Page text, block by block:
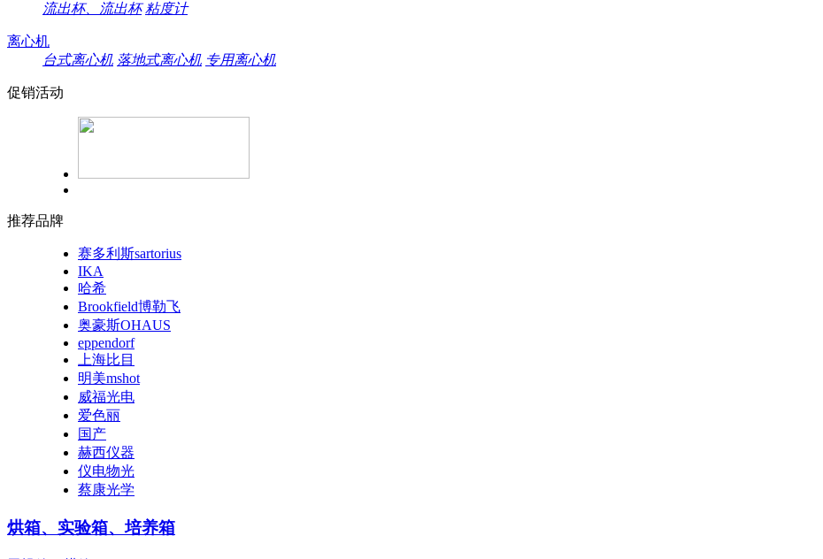
流出杯、流出杯 粘度计
离心机
台式离心机 落地式离心机 专用离心机
促销活动
推荐品牌
赛多利斯sartorius
IKA
哈希
Brookfield博勒飞
奥豪斯OHAUS
eppendorf
上海比目
明美mshot
威福光电
爱色丽
国产
赫西仪器
仪电物光
蔡康光学
烘箱、实验箱、培养箱